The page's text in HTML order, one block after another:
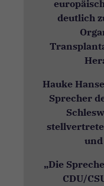
deutlich
Hauke
Sprecher
„Die
CDU/